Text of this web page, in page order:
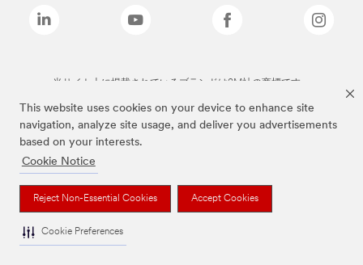
This website uses cookies on your device to enhance site
navigation, analyze site usage, and deliver you advertisements
based on your interests.
Cookie Notice
Reject Non-Essential Cookies Accept Cookies
Cookie Preferences
当サイト上に掲載されているブランドは3M社の商標です。